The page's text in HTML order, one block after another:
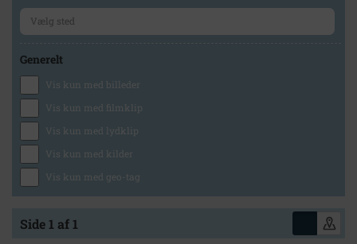
Generelt
Vis kun med billeder
Vis kun med filmklip
Vis kun med lydklip
Vis kun med kilder
Vis kun med geo-tag
Side 1 af 1